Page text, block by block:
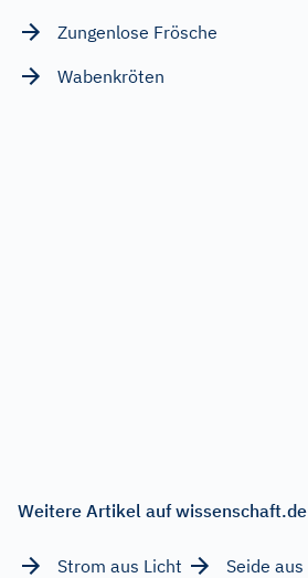
Zungenlose Frösche
Wabenkröten
Weitere Artikel auf wissenschaft.de
Strom aus Licht
Seide